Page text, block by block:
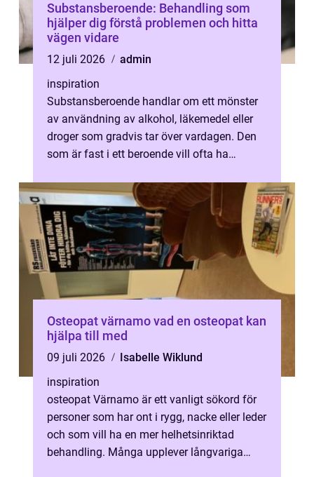
Substansberoende: Behandling som
hjälper dig förstå problemen och hitta
vägen vidare
12 juli 2026
admin
inspiration
Substansberoende handlar om ett mönster
av användning av alkohol, läkemedel eller
droger som gradvis tar över vardagen. Den
som är fast i ett beroende vill ofta ha
Osteopat värnamo vad en osteopat kan
hjälpa till med
09 juli 2026
Isabelle Wiklund
inspiration
osteopat Värnamo är ett vanligt sökord för
personer som har ont i rygg, nacke eller leder
och som vill ha en mer helhetsinriktad
behandling. Många upplever långvariga